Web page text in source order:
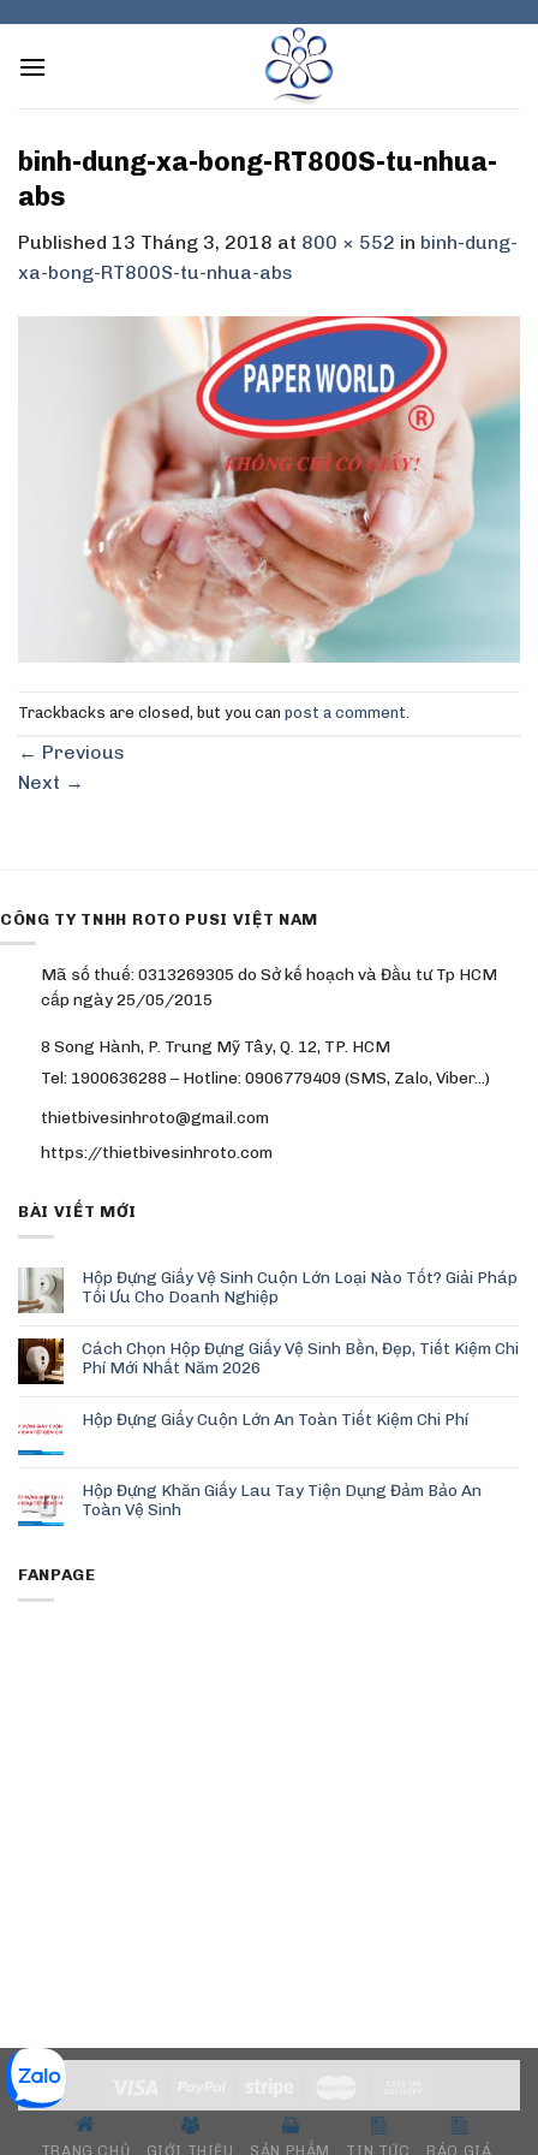
content
binh-dung-xa-bong-RT800S-tu-nhua-
abs
Published 13 Tháng 3, 2018 at 800 × 552 in binh-dung-
xa-bong-RT800S-tu-nhua-abs
Trackbacks are closed, but you can post a comment
← Previous
Next →
CÔNG TY TNHH ROTO PUSI VIỆT NAM
Mã số thuế: 0313269305 do Sở kế hoạch và Đầu tư Tp HCM
cấp ngày 25/05/2015
8 Song Hành, P. Trung Mỹ Tây, Q. 12, TP. HCM
Tel: 1900636288 – Hotline: 0906779409 (SMS, Zalo, Viber…)
thietbivesinhroto@gmail.com
https://thietbivesinhroto.com
BÀI VIẾT MỚI
Hộp Đựng Giấy Vệ Sinh Cuộn Lớn Loại Nào Tốt? Giải Pháp
Tối Ưu Cho Doanh Nghiệp
Cách Chọn Hộp Đựng Giấy Vệ Sinh Bền, Đẹp, Tiết Kiệm Chi
Phí Mới Nhất Năm 2026
Hộp Đựng Giấy Cuộn Lớn An Toàn Tiết Kiệm Chi Phí
Hộp Đựng Khăn Giấy Lau Tay Tiện Dụng Đảm Bảo An
Toàn Vệ Sinh
FANPAGE
TRANG CHỦ GIỚI THIỆU SẢN PHẨM TIN TỨC BÁO GIÁ